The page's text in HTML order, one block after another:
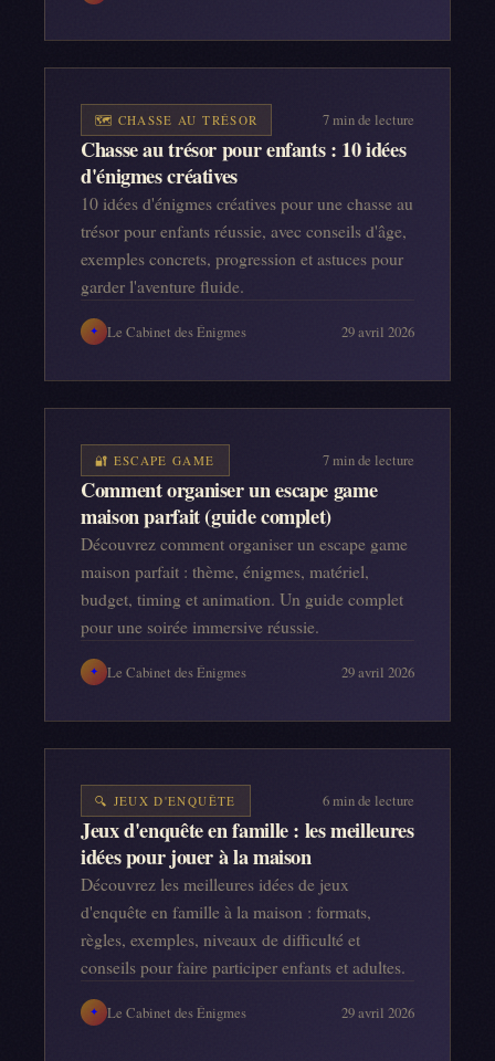
🗺️ CHASSE AU TRÉSOR 7min de lecture
Chasse au trésor pour enfants : 10 idées
d'énigmes créatives
10 idées d'énigmes créatives pour une chasse au
trésor pour enfants réussie, avec conseils d'âge,
exemples concrets, progression et astuces pour
garder l'aventure fluide.
✦ Le Cabinet des Énigmes 29 avril 2026
🔐 ESCAPE GAME 7min de lecture
Comment organiser un escape game
maison parfait (guide complet)
Découvrez comment organiser un escape game
maison parfait : thème, énigmes, matériel,
budget, timing et animation. Un guide complet
pour une soirée immersive réussie.
✦ Le Cabinet des Énigmes 29 avril 2026
🔍 JEUX D'ENQUÊTE 6min de lecture
Jeux d'enquête en famille : les meilleures
idées pour jouer à la maison
Découvrez les meilleures idées de jeux
d'enquête en famille à la maison : formats,
règles, exemples, niveaux de difficulté et
conseils pour faire participer enfants et adultes.
✦ Le Cabinet des Énigmes 29 avril 2026